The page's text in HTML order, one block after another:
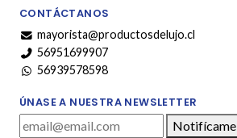
CONTÁCTANOS
mayorista@productosdelujo.cl
56951699907
56939578598
ÚNASE A NUESTRA NEWSLETTER
Notifícame